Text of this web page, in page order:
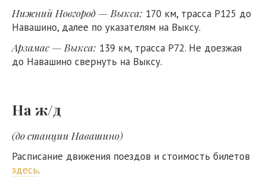
Нижний Новгород — Выкса: 170 км, трасса Р125 до
Навашино, далее по указателям на Выксу.
Арзамас — Выкса: 139 км, трасса Р72. Не доезжая
до Навашино свернуть на Выксу.
На ж/д
(до станции Навашино)
Расписание движения поездов и стоимость билетов
здесь.